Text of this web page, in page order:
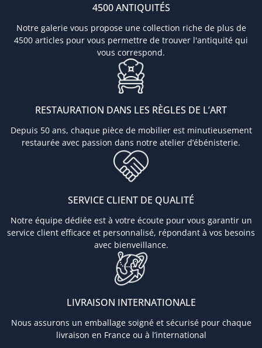
4500 ANTIQUITÉS
Notre galerie vous propose une collection riche de plus de
4500 articles pour vous permettre de trouver l'antiquité qui
vous correspond.
RESTAURATION DANS LES RÈGLES DE L’ART
Depuis 50 ans, chaque pièce de mobilier est minutieusement
restaurée avec passion dans notre atelier d’ébénisterie.
SERVICE CLIENT DE QUALITÉ
Notre équipe dédiée est à votre écoute pour vous garantir un
service client efficace et personnalisé, répondant à vos besoins
avec bienveillance.
LIVRAISON INTERNATIONALE
Nous assurons un emballage soigné et sécurisé pour chaque
livraison en France ou à l’international